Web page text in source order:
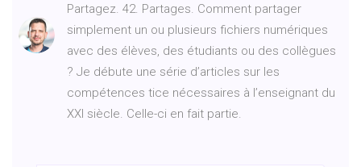
Partagez. 42. Partages. Comment partager
simplement un ou plusieurs fichiers numériques
avec des élèves, des étudiants ou des collègues
? Je débute une série d’articles sur les
compétences tice nécessaires à l’enseignant du
XXI siècle. Celle-ci en fait partie.